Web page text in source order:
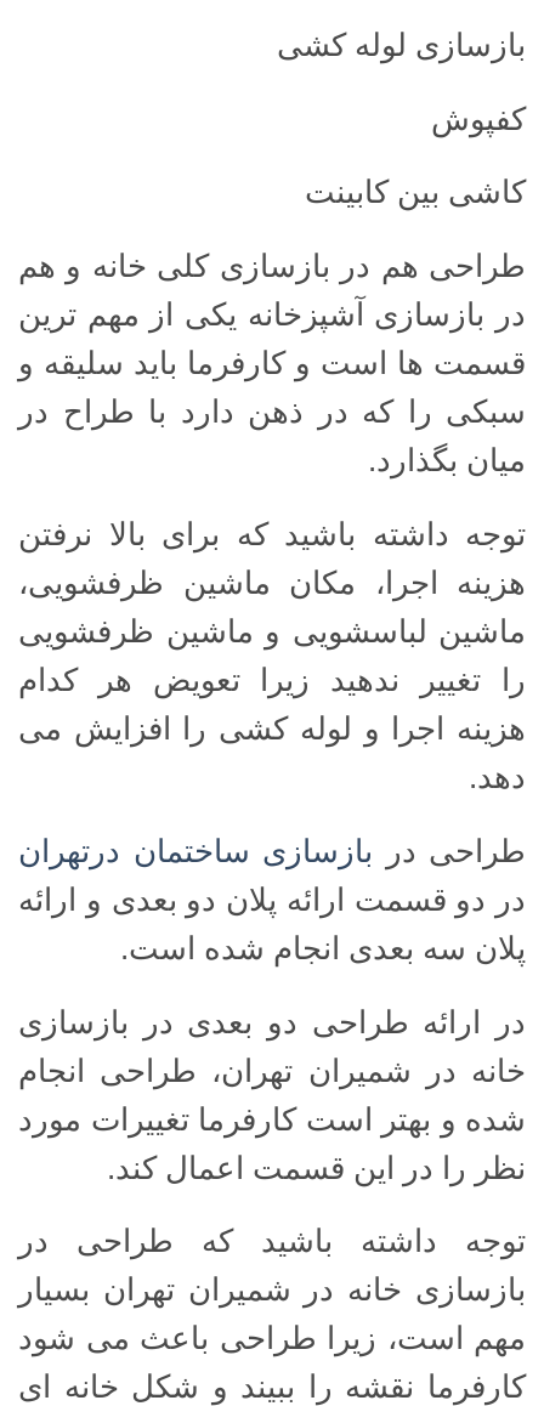
بازسازی لوله کشی
کفپوش
کاشی بین کابینت
طراحی هم در بازسازی کلی خانه و هم
در بازسازی آشپزخانه یکی از مهم ترین
قسمت ها است و کارفرما باید سلیقه و
سبکی را که در ذهن دارد با طراح در
میان بگذارد.
توجه داشته باشید که برای بالا نرفتن
هزینه اجرا، مکان ماشین ظرفشویی،
ماشین لباسشویی و ماشین ظرفشویی
را تغییر ندهید زیرا تعویض هر کدام
هزینه اجرا و لوله کشی را افزایش می
دهد.
طراحی در بازسازی ساختمان درتهران
در دو قسمت ارائه پلان دو بعدی و ارائه
پلان سه بعدی انجام شده است.
در ارائه طراحی دو بعدی در بازسازی
خانه در شمیران تهران، طراحی انجام
شده و بهتر است کارفرما تغییرات مورد
نظر را در این قسمت اعمال کند.
توجه داشته باشید که طراحی در
بازسازی خانه در شمیران تهران بسیار
مهم است، زیرا طراحی باعث می شود
کارفرما نقشه را ببیند و شکل خانه ای